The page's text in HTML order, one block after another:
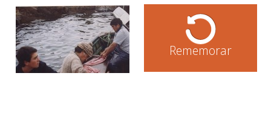
Rememorar